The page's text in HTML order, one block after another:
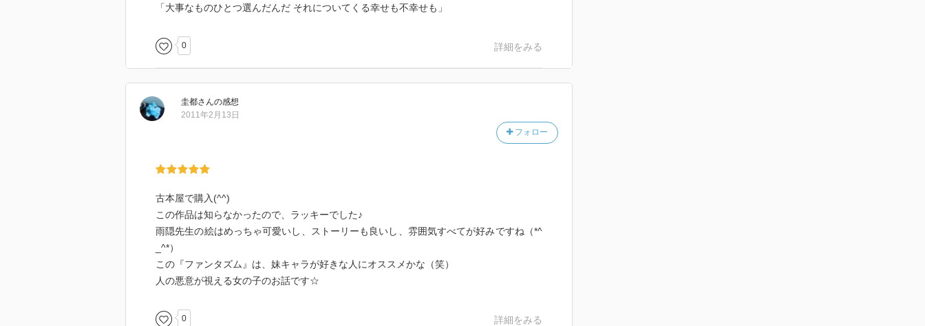
「大事なものひとつ選んだんだ それについてくる幸せも不幸せも」
0 詳細をみる
圭都さんの感想
フォロー
2011年2月13日
古本屋で購入(^^)
この作品は知らなかったので、ラッキーでした♪
雨隠先生の絵はめっちゃ可愛いし、ストーリーも良いし、雰囲気すべてが好みですね（*^
_^*）
この『ファンタズム』は、妹キャラが好きな人にオススメかな（笑）
人の悪意が視える女の子のお話です☆
0 詳細をみる